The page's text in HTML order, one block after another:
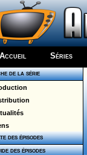
Accueil Séries
de la série
des épisodes
des épisodes